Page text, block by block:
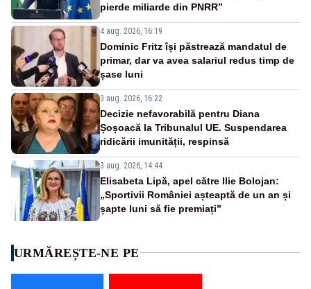
pierde miliarde din PNRR”
4 aug. 2026, 16:19
Dominic Fritz își păstrează mandatul de
primar, dar va avea salariul redus timp de
șase luni
3 aug. 2026, 16:22
Decizie nefavorabilă pentru Diana
Șoșoacă la Tribunalul UE. Suspendarea
ridicării imunității, respinsă
3 aug. 2026, 14:44
Elisabeta Lipă, apel către Ilie Bolojan:
„Sportivii României așteaptă de un an și
șapte luni să fie premiați”
URMĂREȘTE-NE PE